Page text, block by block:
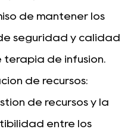
de mantener los
seguridad y calidad
de infusión.
de recursos:
de recursos y la
entre los